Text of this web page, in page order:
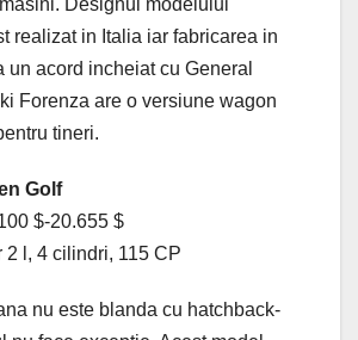
realizat in Italia iar fabricarea in
un acord incheiat cu General
Forenza are o versiune wagon
tineri.
Golf
$-20.655 $
2 l, 4 cilindri, 115 CP
nu este blanda cu hatchback-